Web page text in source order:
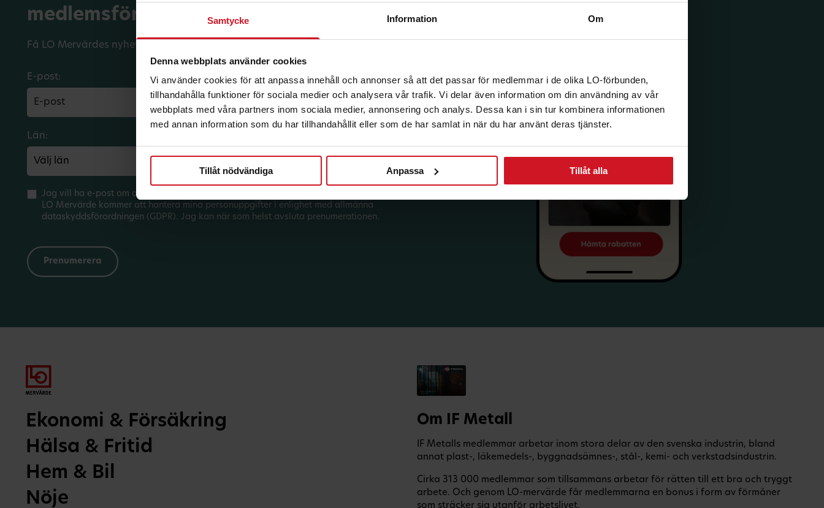
Samtycke Information Om
Denna webbplats använder cookies
Vi använder cookies för att anpassa innehåll och annonser så att det passar för medlemmar i de olika LO-förbunden,
tillhandahålla funktioner för sociala medier och analysera vår trafik. Vi delar även information om din användning av vår
webbplats med våra partners inom sociala medier, annonsering och analys. Dessa kan i sin tur kombinera informationen
med annan information som du har tillhandahållit eller som de har samlat in när du har använt deras tjänster.
Tillåt nödvändiga Anpassa Tillåt alla
medlemsförmåner.
Få LO Mervärdes nyhetsbrev varje månad till din inkorg.
E-post:
Län:
Jag vill ha e-post om aktuella erbjudanden och medlemsförmåner från LO Mervärde.
LO Mervärde kommer att hantera mina personuppgifter i enlighet med allmänna
dataskyddsförordningen (GDPR). Jag kan när som helst avsluta prenumerationen.
Ekonomi & Försäkring
Hälsa & Fritid
Hem & Bil
Nöje
Om IF Metall
IF Metalls medlemmar arbetar inom stora delar av den svenska industrin, bland
annat plast-, läkemedels-, byggnadsämnes-, stål-, kemi- och verkstadsindustrin.
Cirka 313 000 medlemmar som tillsammans arbetar för rätten till ett bra och tryggt
arbete. Och genom LO-mervärde får medlemmarna en bonus i form av förmåner
som sträcker sig utanför arbetslivet.